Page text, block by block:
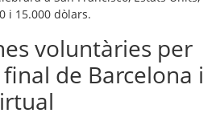
i 15.000 dòlars.
voluntàries per
de Barcelona i